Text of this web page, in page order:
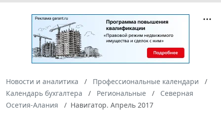
Новости и аналитика
Профессиональные календари
Календарь бухгалтера
Региональные
Северная
Осетия-Алания
Навигатор. Апрель 2017